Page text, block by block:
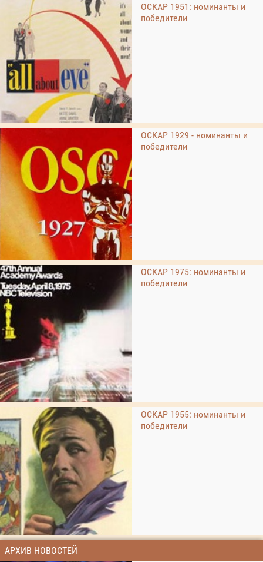
ОСКАР 1951: номинанты и
победители
ОСКАР 1929 - номинанты и
победители
ОСКАР 1975: номинанты и
победители
ОСКАР 1955: номинанты и
победители
АРХИВ НОВОСТЕЙ